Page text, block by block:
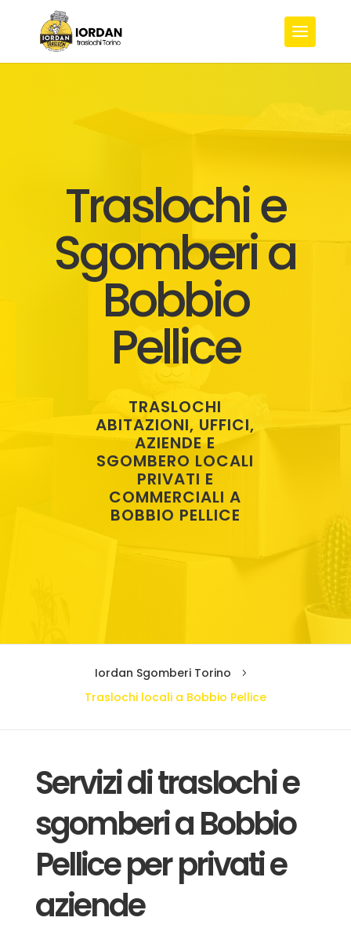
Traslochi e
Sgomberi a
Bobbio
Pellice
TRASLOCHI
ABITAZIONI, UFFICI,
AZIENDE E
SGOMBERO LOCALI
PRIVATI E
COMMERCIALI A
BOBBIO PELLICE
Iordan Sgomberi Torino 5
Traslochi locali a Bobbio Pellice
Servizi di traslochi e
sgomberi a Bobbio
Pelliceper privati e
aziende